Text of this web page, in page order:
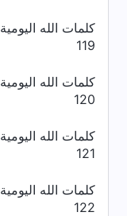
كلمات الله
119
كلمات الله
120
كلمات الله
121
كلمات الله
122